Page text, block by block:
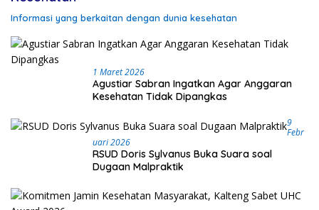
Informasi yang berkaitan dengan dunia kesehatan
1 Maret 2026
Agustiar Sabran Ingatkan Agar Anggaran
Kesehatan Tidak Dipangkas
9
Febr
Uari 2026
RSUD Doris Sylvanus Buka Suara soal
Dugaan Malpraktik